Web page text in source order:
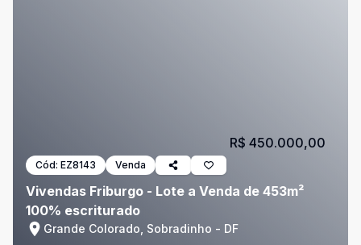
Cód: EZ8143 Venda
Vivendas Friburgo - Lote a Venda de 453m²
100% escriturado
Grande Colorado, Sobradinho - DF
R$ 450.000,00